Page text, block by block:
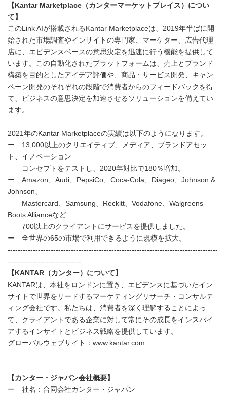
【 Kantar Marketplace （カンターマーケットプレイス）につい
て】
このLink AIが搭載されるKantar Marketplaceは、2019年半ばに開
始された市場調査やインサイトの専門家、マーケター、広告代理
店に、エビデンスベースの意思決定を迅速に行う機能を提供して
います。この自動化されたプラットフォームは、売上とブランド
構築を目的としたアイデア評価や、商品・サービス開発、キャン
ペーン開発のそれぞれの段階で消費者からのフィードバックを得
て、ビジネスの意思決定を加速させるソリューションを備えてい
ます。
2021年のKantar Marketplaceの実績は以下のようになります。
ー 13,000以上のクリエイティブ、メディア、ブランドアセッ
ト、イノベーション
コンセプトをテストし、2020年対比で180％増加。
ー Amazon、Audi、PepsiCo、Coca-Cola、Diageo、Johnson &
Johnson、
Mastercard、Samsung、Reckitt、Vodafone、Walgreens
Boots Allianceなど
700以上のクライアントにサービスを提供しました。
ー 全世界の65の市場で利用できるように規模を拡大。
-----------------------------------------------------------------------------------
-----------------------------
【 KANTAR （カンター）について】
KANTARは、本社をロンドンに置き、エビデンスに基づいたイン
サイトで世界をリードするマーケティングリサーチ・コンサルテ
ィング会社です。私たちは、消費者を深く理解することによっ
て、クライアントである企業に対して常にその成長をインスパイ
アするインサイトとビジネス戦略を提供しています。
グローバルウェブサイト：www.kantar.com
【カンター・ジャパン会社概要】
ー 社名：合同会社カンター・ジャパン